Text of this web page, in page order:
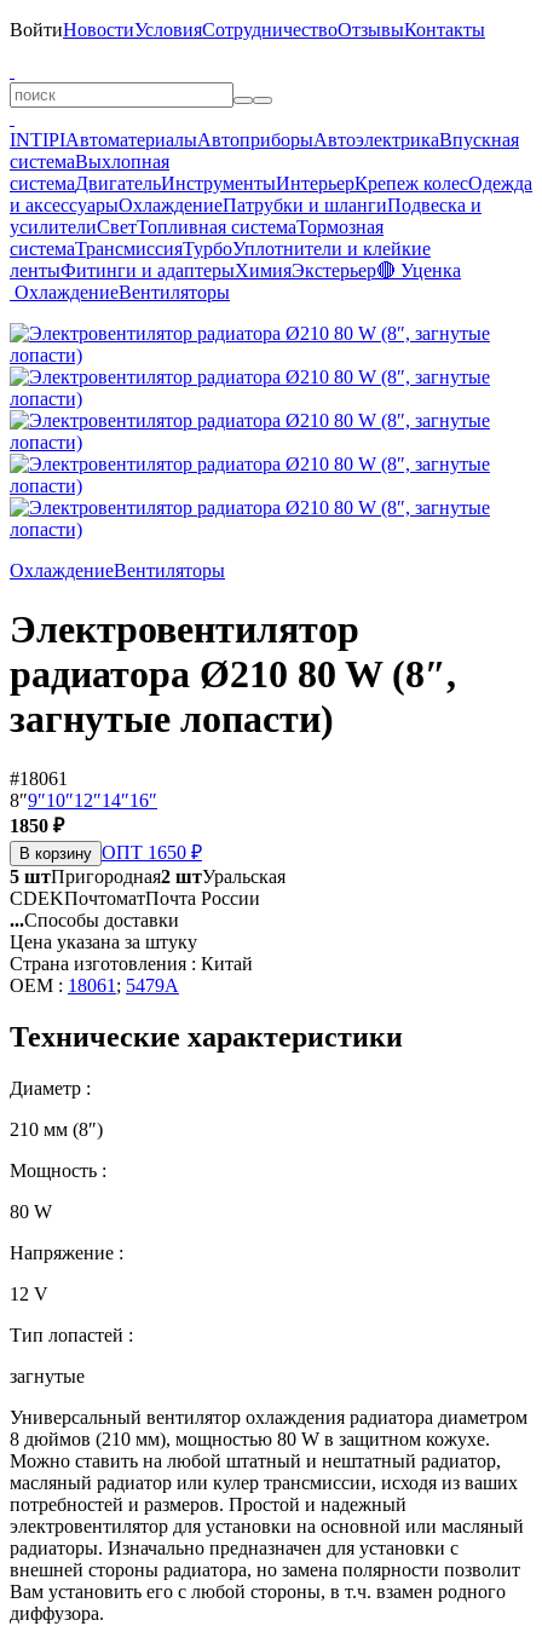
ВойтиНовостиУсловияСотрудничествоОтзывыКонтакты
INTIPIАвтоматериалыАвтоприборыАвтоэлектрикаВпускная
системаВыхлопная
системаДвигательИнструментыИнтерьерКрепеж колесОдежда
и аксессуарыОхлаждениеПатрубки и шлангиПодвеска и
усилителиСветТопливная системаТормозная
системаТрансмиссияТурбоУплотнители и клейкие
лентыФитинги и адаптерыХимияЭкстерьер🔴 Уценка
ОхлаждениеВентиляторы
ОхлаждениеВентиляторы
Электровентилятор
радиатора Ø210 80 W (8″,
загнутые лопасти)
#18061
8″9″10″12″14″16″
1850 ₽
В корзину ОПТ 1650 ₽
5 штПригородная2 штУральская
CDEKПочтоматПочта России
...Способы доставки
Цена указана за штуку
Страна изготовления : Китай
OEM : 18061 ; 5479A
Технические характеристики
Диаметр :
210 мм (8″)
Мощность :
80 W
Напряжение :
12 V
Тип лопастей :
загнутые
Универсальный вентилятор охлаждения радиатора диаметром
8 дюймов (210 мм), мощностью 80 W в защитном кожухе.
Можно ставить на любой штатный и нештатный радиатор,
масляный радиатор или кулер трансмиссии, исходя из ваших
потребностей и размеров. Простой и надежный
электровентилятор для установки на основной или масляный
радиаторы. Изначально предназначен для установки с
внешней стороны радиатора, но замена полярности позволит
Вам установить его с любой стороны, в т.ч. взамен родного
диффузора.